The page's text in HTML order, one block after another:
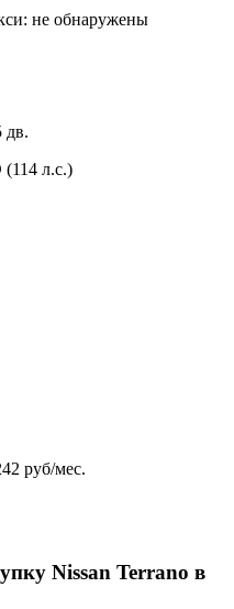
не обнаружены
дв.
л.с.)
руб/мес.
Nissan Terrano в